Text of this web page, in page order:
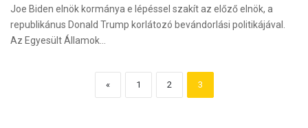
Joe Biden elnök kormánya e lépéssel szakít az előző elnök, a
republikánus Donald Trump korlátozó bevándorlási politikájával.
Az Egyesült Államok…
« 1 2 3